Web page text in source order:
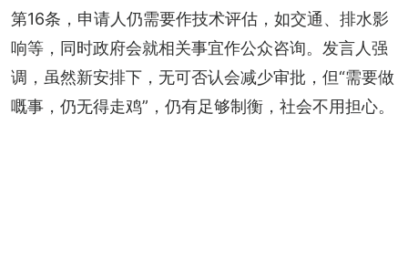
第16条，申请人仍需要作技术评估，如交通、排水影
响等，同时政府会就相关事宜作公众咨询。发言人强
调，虽然新安排下，无可否认会减少审批，但“需要做
嘅事，仍无得走鸡”，仍有足够制衡，社会不用担心。